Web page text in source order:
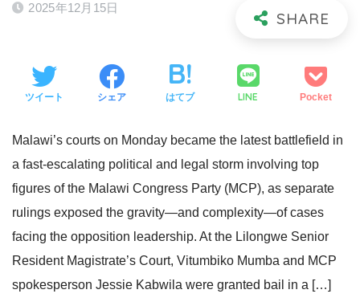
2025年12月15日
ツイート シェア はてブ LINE Pocket
Malawi’s courts on Monday became the latest battlefield in
a fast-escalating political and legal storm involving top
figures of the Malawi Congress Party (MCP), as separate
rulings exposed the gravity—and complexity—of cases
facing the opposition leadership. At the Lilongwe Senior
Resident Magistrate’s Court, Vitumbiko Mumba and MCP
spokesperson Jessie Kabwila were granted bail in a […]